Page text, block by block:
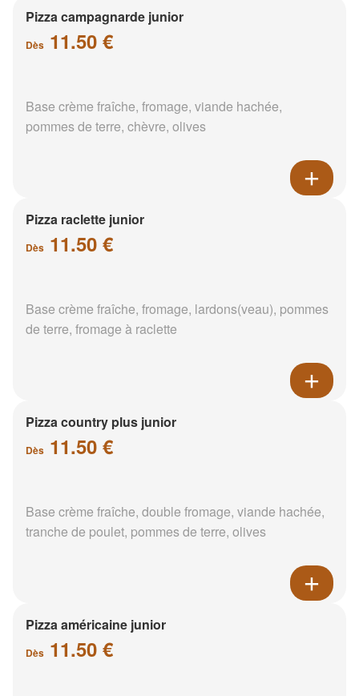
Pizza campagnarde junior
Dès 11.50 €
Base crème fraîche, fromage, viande hachée,
pommes de terre, chèvre, olives
Pizza raclette junior
Dès 11.50 €
Base crème fraîche, fromage, lardons(veau), pommes
de terre, fromage à raclette
Pizza country plus junior
Dès 11.50 €
Base crème fraîche, double fromage, viande hachée,
tranche de poulet, pommes de terre, olives
Pizza américaine junior
Dès 11.50 €